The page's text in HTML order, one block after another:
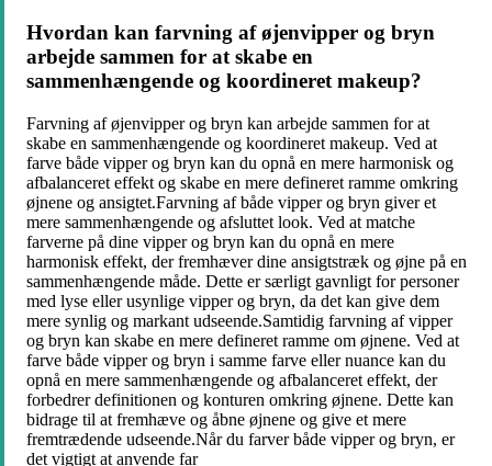
Hvordan kan farvning af øjenvipper og bryn
arbejde sammen for at skabe en
sammenhængende og koordineret makeup?
Farvning af øjenvipper og bryn kan arbejde sammen for at
skabe en sammenhængende og koordineret makeup. Ved at
farve både vipper og bryn kan du opnå en mere harmonisk og
afbalanceret effekt og skabe en mere defineret ramme omkring
øjnene og ansigtet.Farvning af både vipper og bryn giver et
mere sammenhængende og afsluttet look. Ved at matche
farverne på dine vipper og bryn kan du opnå en mere
harmonisk effekt, der fremhæver dine ansigtstræk og øjne på en
sammenhængende måde. Dette er særligt gavnligt for personer
med lyse eller usynlige vipper og bryn, da det kan give dem
mere synlig og markant udseende.Samtidig farvning af vipper
og bryn kan skabe en mere defineret ramme om øjnene. Ved at
farve både vipper og bryn i samme farve eller nuance kan du
opnå en mere sammenhængende og afbalanceret effekt, der
forbedrer definitionen og konturen omkring øjnene. Dette kan
bidrage til at fremhæve og åbne øjnene og give et mere
fremtrædende udseende.Når du farver både vipper og bryn, er
det vigtigt at anvende far